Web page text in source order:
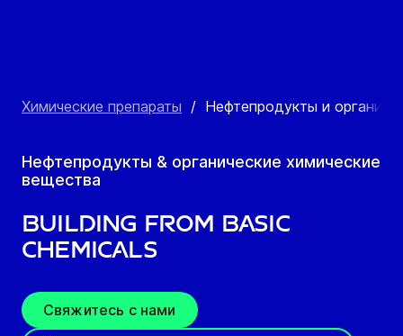
Химические препараты / Нефтепродукты и
Нефтепродукты & органические химические
вещества
Building From Basic
Chemicals
Свяжитесь с нами